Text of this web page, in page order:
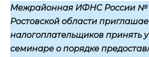
Межрайонная ИФНС России №
Ростовской области
налогоплательщиков принять
семинаре о порядке